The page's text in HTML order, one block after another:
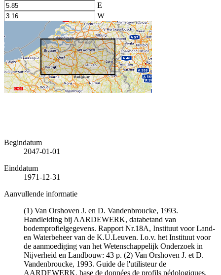
E
W
Begindatum
2047-01-01
Einddatum
1971-12-31
Aanvullende informatie
(1) Van Orshoven J. en D. Vandenbroucke, 1993.
Handleiding bij AARDEWERK, databetand van
bodemprofielgegevens. Rapport Nr.18A, Instituut voor Land-
en Waterbeheer van de K.U.Leuven. I.o.v. het Instituut voor
de aanmoediging van het Wetenschappelijk Onderzoek in
Nijverheid en Landbouw: 43 p. (2) Van Orshoven J. et D.
Vandenbroucke, 1993. Guide de l'utilisteur de
AARDEWERK, base de données de profils pédologiques.